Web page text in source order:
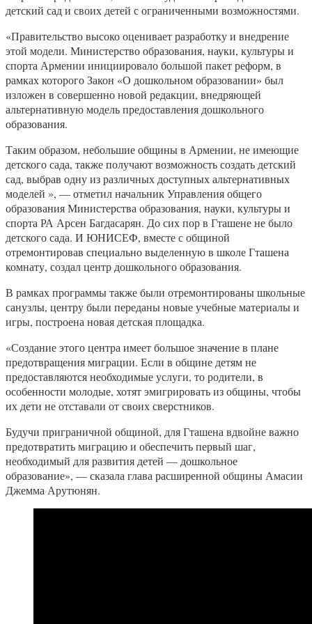
детский сад и своих детей с ограниченными возможностями.
«Правительство высоко оценивает разработку и внедрение
этой модели. Министерство образования, науки, культуры и
спорта Армении инициировало большой пакет реформ, в
рамках которого Закон «О дошкольном образовании» был
изложен в совершенно новой редакции, внедряющей
альтернативную модель предоставления дошкольного
образования.
Таким образом, небольшие общины в Армении, не имеющие
детского сада, также получают возможность создать детский
сад, выбрав одну из различных доступных альтернативных
моделей », — отметил начальник Управления общего
образования Министерства образования, науки, культуры и
спорта РА Арсен Багдасарян. До сих пор в Гташене не было
детского сада. И ЮНИСЕФ, вместе с общиной
отремонтировав специально выделенную в школе Гташена
комнату, создал центр дошкольного образования.
В рамках программы также были отремонтированы школьные
санузлы, центру были переданы новые учебные материалы и
игры, построена новая детская площадка.
«Создание этого центра имеет большое значение в плане
предотвращения миграции. Если в общине детям не
предоставляются необходимые услуги, то родители, в
особенности молодые, хотят эмигрировать из общины, чтобы
их дети не отставали от своих сверстников.
Будучи приграничной общиной, для Гташена вдвойне важно
предотвратить миграцию и обеспечить первый шаг,
необходимый для развития детей — дошкольное
образование», — сказала глава расширенной общины Амасии
Джемма Арутюнян.